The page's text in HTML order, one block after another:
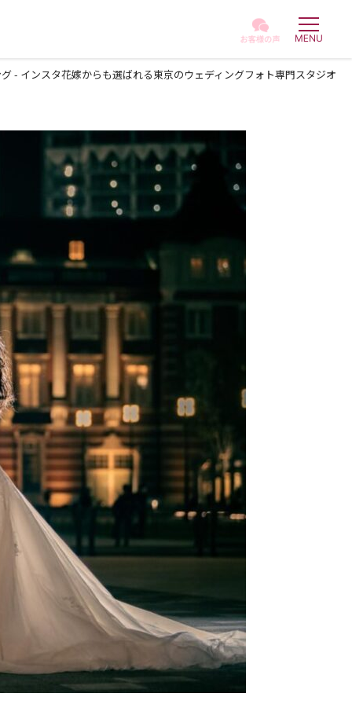
- インスタ花嫁からも選ばれる東京のウェディングフォト専門スタジオ